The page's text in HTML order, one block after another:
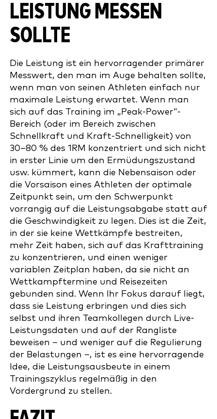
LEISTUNG MESSEN
SOLLTE
Die Leistung ist ein hervorragender primärer
Messwert, den man im Auge behalten sollte,
wenn man von seinen Athleten einfach nur
maximale Leistung erwartet. Wenn man
sich auf das Training im „Peak-Power“-
Bereich (oder im Bereich zwischen
Schnellkraft und Kraft-Schnelligkeit) von
30–80 % des 1RM konzentriert und sich nicht
in erster Linie um den Ermüdungszustand
usw. kümmert, kann die Nebensaison oder
die Vorsaison eines Athleten der optimale
Zeitpunkt sein, um den Schwerpunkt
vorrangig auf die Leistungsabgabe statt auf
die Geschwindigkeit zu legen. Dies ist die Zeit,
in der sie keine Wettkämpfe bestreiten,
mehr Zeit haben, sich auf das Krafttraining
zu konzentrieren, und einen weniger
variablen Zeitplan haben, da sie nicht an
Wettkampftermine und Reisezeiten
gebunden sind. Wenn Ihr Fokus darauf liegt,
dass sie Leistung erbringen und dies sich
selbst und ihren Teamkollegen durch Live-
Leistungsdaten und auf der Rangliste
beweisen – und weniger auf die Regulierung
der Belastungen –, ist es eine hervorragende
Idee, die Leistungsausbeute in einem
Trainingszyklus regelmäßig in den
Vordergrund zu stellen.